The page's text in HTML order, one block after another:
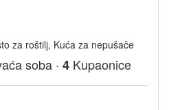
za roštilj, Kuća za nepušače
soba · 4 Kupaonice